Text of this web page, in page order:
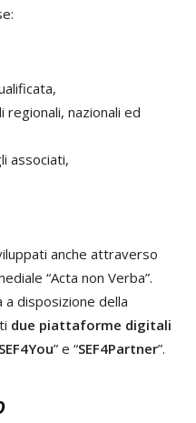
nazionali ed
associati,
anche attraverso
“Acta non Verba”.
a disposizione della
due piattaforme digitali
SEF4You” e “SEF4Partner”.